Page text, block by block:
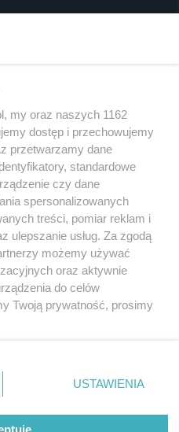
/ 0
regulamin korzystania z portali
Skontakuj sięz nami
Kontakt
Wydawca
Pogoda
my oraz naszych 1162
dostęp i przechowujemy
przetwarzamy dane
standardowe
czy dane
spersonalizowanych
treści, pomiar reklam i
ulepszanie usług. Za zgodą
możemy używać
oraz aktywnie
do celów
Twoją prywatność, prosimy
lewym dolnym rogu strony
danych nie wymagają
prawo sprzeciwić się
będą miały
USTAWIENIA